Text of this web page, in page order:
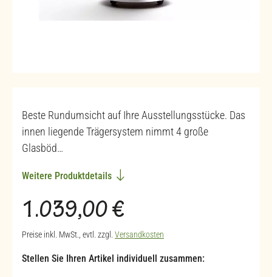
Beste Rundumsicht auf Ihre Ausstellungsstücke. Das
innen liegende Trägersystem nimmt 4 große
Glasböd…
Weitere Produktdetails
Regulärer Preis:
1.039,00 €
Preise inkl. MwSt., evtl. zzgl. Versandkosten
Stellen Sie Ihren Artikel individuell zusammen: